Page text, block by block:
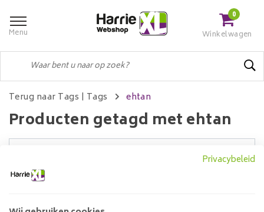
Menu
0
Winkelwagen
Terug naar Tags | Tags ehtan
Producten getagd met ehtan
Privacybeleid